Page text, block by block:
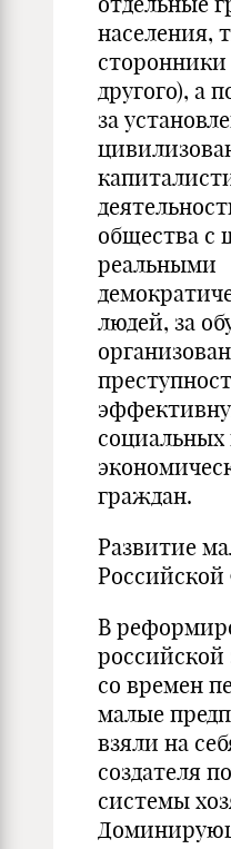
населения,
другого), а
за
общества
реальными
людей, за
социальных
граждан.
Развитие
В
со времен
малые
взяли на
создателя
системы